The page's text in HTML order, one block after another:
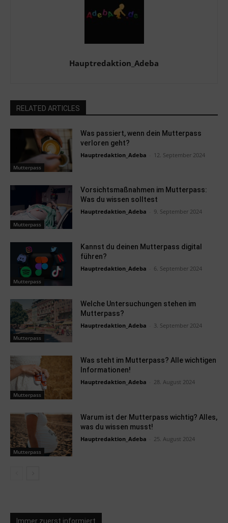
Hauptredaktion_Adeba
RELATED ARTICLES
Mutterpass
Was passiert, wenn dein Mutterpass
verloren geht?
Hauptredaktion_Adeba 12. September 2024
Mutterpass
Vorsichtsmaßnahmen im Mutterpass:
Was du wissen solltest
Hauptredaktion_Adeba 9. September 2024
Mutterpass
Kannst du deinen Mutterpass digital
führen?
Hauptredaktion_Adeba 6. September 2024
Mutterpass
Welche Untersuchungen stehen im
Mutterpass?
Hauptredaktion_Adeba 3. September 2024
Mutterpass
Was steht im Mutterpass? Alle wichtigen
Informationen!
Hauptredaktion_Adeba 28. August 2024
Mutterpass
Warum ist der Mutterpass wichtig? Alles,
was du wissen musst!
Hauptredaktion_Adeba 25. August 2024
Immer zuerst informiert